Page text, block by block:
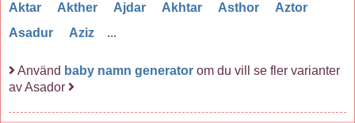
Aktar
Akther Ajdar Akhtar Asthor
Aztor
Asadur
Aziz ...
Använd baby namn generator om du vill se fler varianter
av Asador